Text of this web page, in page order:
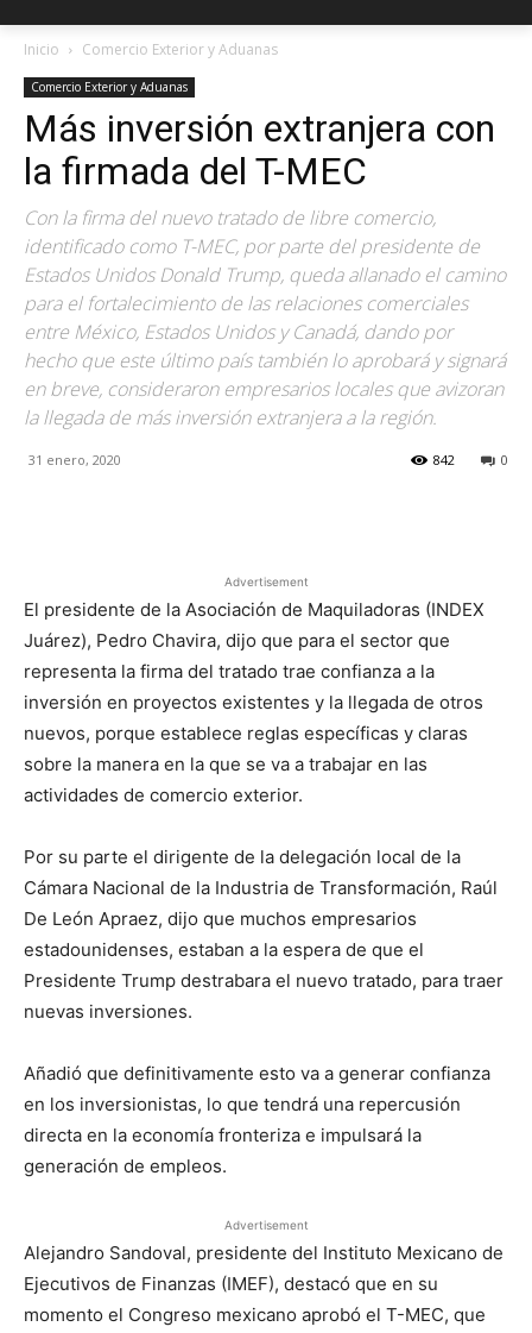
Inicio Comercio Exterior y Aduanas
Comercio Exterior y Aduanas
Más inversión extranjera con
la firmada del T-MEC
Con la firma del nuevo tratado de libre comercio,
identificado como T-MEC, por parte del presidente de
Estados Unidos Donald Trump, queda allanado el camino
para el fortalecimiento de las relaciones comerciales
entre México, Estados Unidos y Canadá, dando por
hecho que este último país también lo aprobará y signará
en breve, consideraron empresarios locales que avizoran
la llegada de más inversión extranjera a la región.
31 enero, 2020 0
842
Advertisement
El presidente de la Asociación de Maquiladoras (INDEX
Juárez), Pedro Chavira, dijo que para el sector que
representa la firma del tratado trae confianza a la
inversión en proyectos existentes y la llegada de otros
nuevos, porque establece reglas específicas y claras
sobre la manera en la que se va a trabajar en las
actividades de comercio exterior.
Por su parte el dirigente de la delegación local de la
Cámara Nacional de la Industria de Transformación, Raúl
De León Apraez, dijo que muchos empresarios
estadounidenses, estaban a la espera de que el
Presidente Trump destrabara el nuevo tratado, para traer
nuevas inversiones.
Añadió que definitivamente esto va a generar confianza
en los inversionistas, lo que tendrá una repercusión
directa en la economía fronteriza e impulsará la
generación de empleos.
Advertisement
Alejandro Sandoval, presidente del Instituto Mexicano de
Ejecutivos de Finanzas (IMEF), destacó que en su
momento el Congreso mexicano aprobó el T-MEC, que